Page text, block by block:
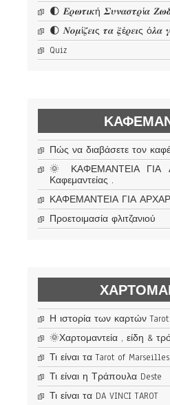
🌓 𝜠𝝆𝝎𝝉𝜾𝜿ή 𝜮𝝊𝝂𝜶𝝈𝝉𝝆ί𝜶
🌓 𝜨𝝄𝝁ί𝜻𝜺𝜾ς 𝝉𝜶 𝝃έ𝝆𝜺𝜾ς ό𝝀𝜶
Quiz
Πώς να διαβάσετε τον
🌞 ΚΑΦΕΜΑΝΤΕΙΑ ΓΙΑ
Καφεμαντείας .
ΚΑΦΕΜΑΝΤΕΙΑ ΓΙΑ
Προετοιμασία φλιτζανιού
Η ιστορία των καρτών
🌞Χαρτομαντεία , είδη &
Τι είναι τα Tarot of Marseilles
Τι είναι η Τράπουλα Deste
Τι είναι τα DA VINCI TAROT